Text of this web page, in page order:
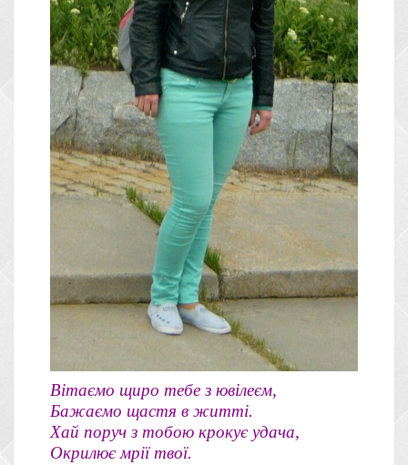
Вітаємо щиро тебе з ювілеєм,
Бажаємо щастя в житті.
Хай поруч з тобою крокує удача,
Окрилює мрії твої.